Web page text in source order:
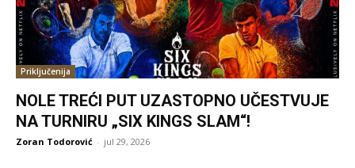
Priključenija
NOLE TREĆI PUT UZASTOPNO UČESTVUJE
NA TURNIRU „SIX KINGS SLAM“!
Zoran Todorović - jul 29, 2026